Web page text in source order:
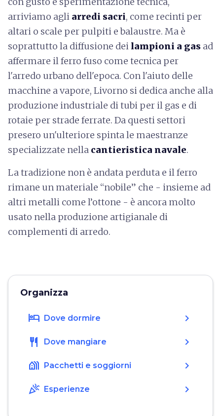
arriviamo agli arredi sacri, come recinti per
altari o scale per pulpiti e balaustre. Ma è
soprattutto la diffusione deilampioni a gas ad
affermare il ferro fuso come tecnica per
l'arredo urbano dell'epoca. Con l'aiuto delle
macchine a vapore, Livorno si dedica anche alla
produzione industriale di tubi per il gas e di
rotaie per strade ferrate. Da questi settori
presero un'ulteriore spinta le maestranze
specializzate nella cantieristica navale.
La tradizione non è andata perduta e il ferro
rimane un materiale “nobile” che - insieme ad
altri metalli come l’ottone - è ancora molto
usato nella produzione artigianale di
complementi di arredo.
Organizza
hotel Dove dormire chevron_right
restaurant Dove mangiare chevron_right
holiday_village Pacchetti e soggiorni chevron_right
celebration Esperienze chevron_right